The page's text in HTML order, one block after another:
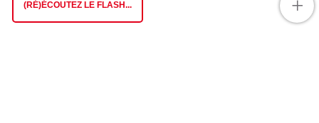
(RÉ)ÉCOUTEZ LE FLASH... +